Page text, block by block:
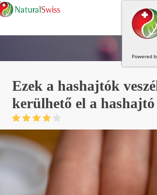
Ezek a hashajtók
kerülhető el a hashajtó
Powered